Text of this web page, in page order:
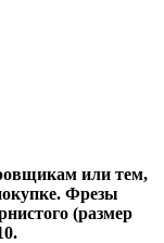
или тем,
Фрезы
(размер